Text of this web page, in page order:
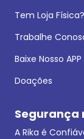
Tem Loja Física?
Trabalhe
Baixe Nosso APP
Doações
Segurança
A Rika é